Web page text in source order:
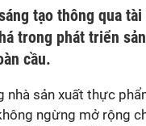
tạo thông qua
trong phát triển
cầu.
sản xuất thực
ngừng mở rộng